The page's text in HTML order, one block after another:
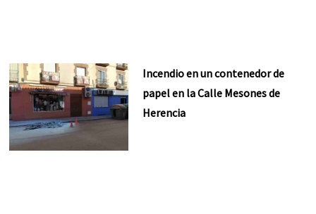
Incendio en un contenedor de
papel en la Calle Mesones de
Herencia